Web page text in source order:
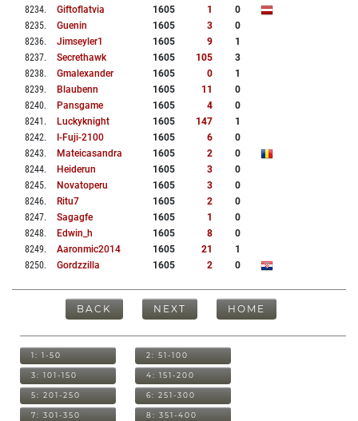
8234. Giftoflatvia 1605 1
0
8235. Guenin 1605 3
0
8236. Jimseyler1 1605 9
1
8237. Secrethawk 1605 105
3
8238. Gmalexander 1605 0
1
8239. Blaubenn 1605 11
0
8240. Pansgame 1605 4
0
8241 . Luckyknight 1605 147
1
8242. I-Fuji-2100 1605 6
0
8243. Mateicasandra 1605 2
0
8244. Heiderun 1605 3
0
8245. Novatoperu 1605 3
0
8246. Ritu7 1605 2
0
8247. Sagagfe 1605 1
0
8248. Edwin_h 1605 8
0
8249. Aaronmic2014 1605 21
1
8250. Gordzzilla 1605 2 0
BACK NEXT HOME
1: 1-50 2: 51-100
3: 101-150 4: 151-200
5: 201-250 6: 251-300
7: 301-350 8: 351-400